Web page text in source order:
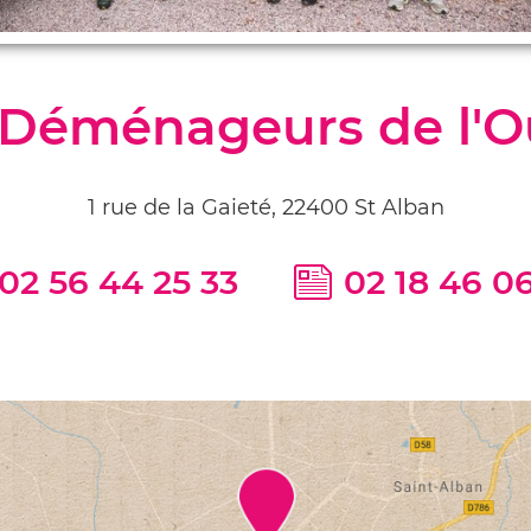
de
1 rue de la Gaieté, 22400 St Alban
56 44 25 33 02 18 46